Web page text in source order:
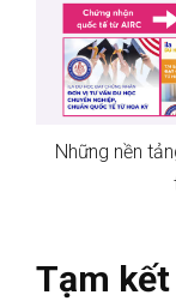
Những nền
Tạm kết